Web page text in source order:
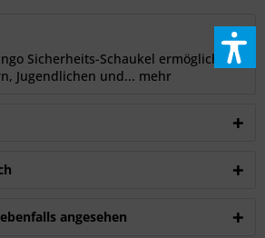
Sicherheits-Schaukel ermöglicht
Jugendlichen und... mehr
angesehen